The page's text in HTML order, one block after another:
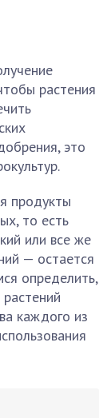
растения
это
продукты
то есть
или все же
— остается
определить,
каждого из